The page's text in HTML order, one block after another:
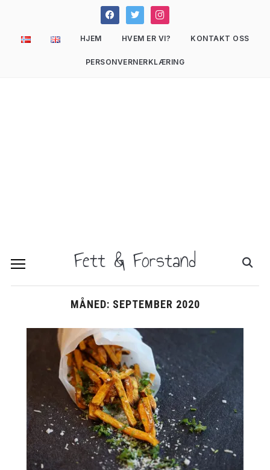
facebooktwitter instagram
HJEM HVEM ER VI? KONTAKT OSS
PERSONVERNERKLÆRING
Fett & Forstand
MÅNED: SEPTEMBER 2020